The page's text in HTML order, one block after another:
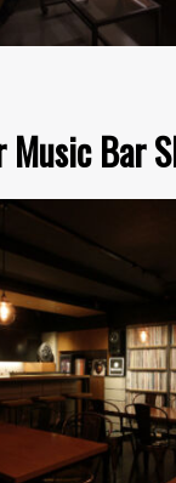
Music Bar